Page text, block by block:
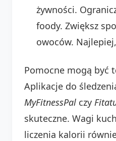
żywności.
foody. Zwiększ
owoców.
Pomocne mogą być
Aplikacje do
MyFitnessPal czy
skuteczne. Wagi
liczenia kalorii